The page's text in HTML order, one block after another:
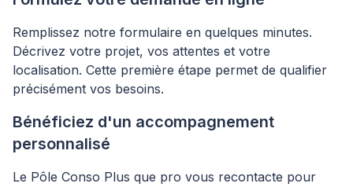
Remplissez notre formulaire en quelques minutes.
Décrivez votre projet, vos attentes et votre
localisation. Cette première étape permet de qualifier
précisément vos besoins.
Bénéficiez d'un accompagnement
personnalisé
Le Pôle Conso Plus que pro vous recontacte pour